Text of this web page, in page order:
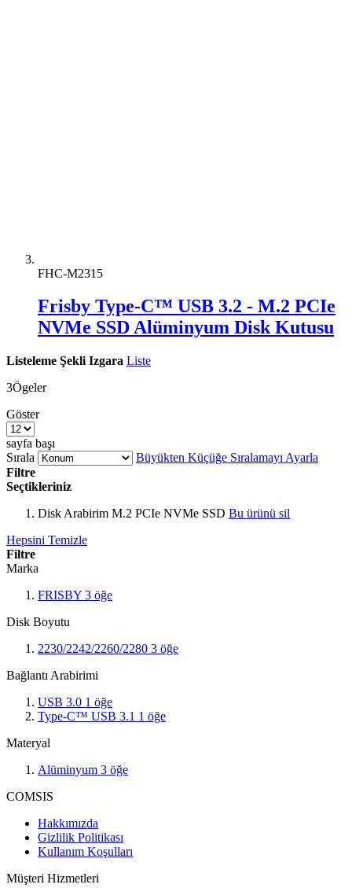
FHC-M2315
Frisby Type-C™ USB 3.2 - M.2 PCIe
NVMe SSD Alüminyum Disk Kutusu
Listeleme Şekli Izgara Liste
3Ögeler
Göster
sayfa başı
Sırala
Büyükten Küçüğe Sıralamayı Ayarla
Filtre
Seçtikleriniz
Disk Arabirim M.2 PCIe NVMe SSD Bu ürünü sil
Hepsini Temizle
Filtre
Marka
FRISBY 3 öğe
Disk Boyutu
2230/2242/2260/2280 3 öğe
Bağlantı Arabirimi
USB 3.0 1 öğe
Type-C™ USB 3.1 1 öğe
Materyal
Alüminyum 3 öğe
COMSIS
Hakkımızda
Gizlilik Politikası
Kullanım Koşulları
Müşteri Hizmetleri